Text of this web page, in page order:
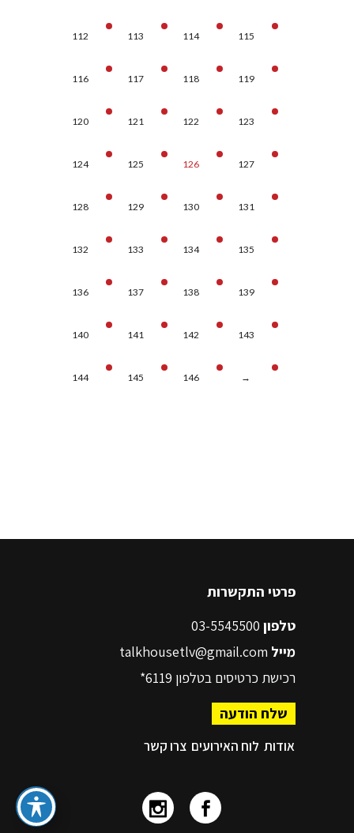
112 113 114 115
116 117 118 119
120 121 122 123
124 125 126 127
128 129 130 131
132 133 134 135
136 137 138 139
140 141 142 143
144 145 146 →
פרטי התקשרות
טלפון
מייל talkhousetlv@gmail.com
רכישת כרטיסים בטלפון 6119*
שלח הודעה
אודות לוח האירועים צרו קשר